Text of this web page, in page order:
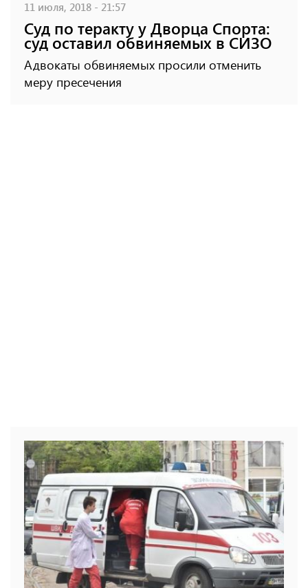
11 июля, 2018 - 21:57
Суд по теракту у Дворца Спорта:
суд оставил обвиняемых в СИЗО
Адвокаты обвиняемых просили отменить
меру пресечения